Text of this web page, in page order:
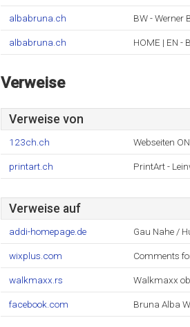
albabruna.ch BW - Werner
albabruna.ch HOME | EN -
Verweise
Verweise von
123ch.ch Webseiten
printart.ch PrintArt -
Verweise auf
addi-homepage.de Gau Nahe /
wixplus.com Comments
walkmaxx.rs Walkmaxx
facebook.com Bruna Alba